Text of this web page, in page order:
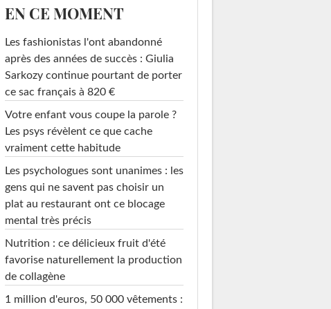
Touches de couleurs Esprit chiné
EN CE MOMENT
Les fashionistas l'ont abandonné
après des années de succès : Giulia
Sarkozy continue pourtant de porter
ce sac français à 820 €
Votre enfant vous coupe la parole ?
Les psys révèlent ce que cache
vraiment cette habitude
Les psychologues sont unanimes : les
gens qui ne savent pas choisir un
plat au restaurant ont ce blocage
mental très précis
Nutrition : ce délicieux fruit d'été
favorise naturellement la production
de collagène
1 million d'euros, 50 000 vêtements :